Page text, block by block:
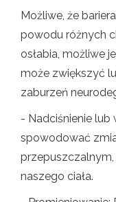
Możliwe, że
powodu różnych
osłabia, możliwe
może zwiększyć
zaburzeń
- Nadciśnienie lub
spowodować
naszego ciała.